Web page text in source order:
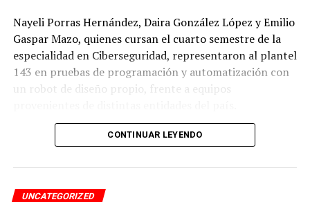
Nayeli Porras Hernández, Daira González López y Emilio
Gaspar Mazo, quienes cursan el cuarto semestre de la
especialidad en Ciberseguridad, representaron al plantel
143 en pruebas de programación y automatización con
un robot de diseño propio, frente a equipos
El desempeño mostrado por los jóvenes les permitió
tendrá lugar los días 5 y 6 de septiembre en Cancún,
Quintana Roo.
CONTINUAR LEYENDO
UNCATEGORIZED